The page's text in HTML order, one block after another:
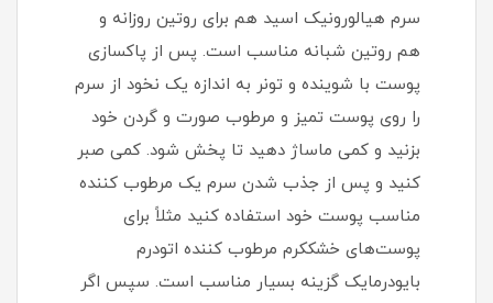
سرم هیالورونیک اسید هم برای روتین روزانه و
هم روتین شبانه مناسب است. پس از پاکسازی
پوست با شوینده و تونر به اندازه یک نخود از سرم
را روی پوست تمیز و مرطوب صورت و گردن خود
بزنید و کمی ماساژ دهید تا پخش شود. کمی صبر
کنید و پس از جذب شدن سرم یک مرطوب کننده
مناسب پوست خود استفاده کنید مثلاً برای
پوست‌های خشککرم مرطوب کننده اتودرم
بایودرمایک گزینه بسیار مناسب است. سپس اگر